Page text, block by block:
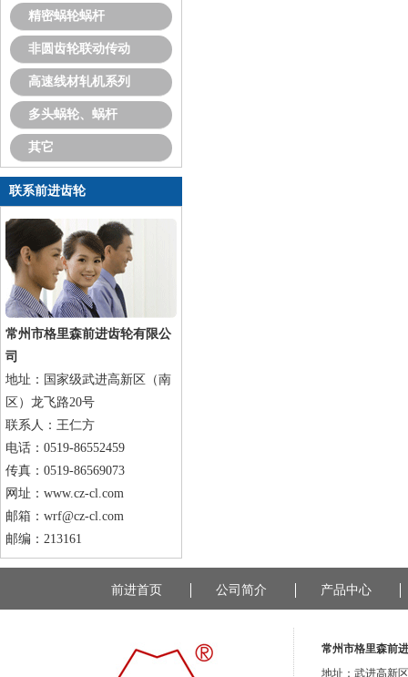
精密蜗轮蜗杆
非圆齿轮联动传动
高速线材轧机系列
多头蜗轮、蜗杆
其它
联系前进齿轮
常州市格里森前进齿轮有限公
司
地址：国家级武进高新区（南
区）龙飞路20号
联系人：王仁方
电话：0519-86552459
传真：0519-86569073
网址：www.cz-cl.com
邮箱：wrf@cz-cl.com
邮编：213161
前进首页 公司简介 产品中心
常州市格里森前
地址：武进高新